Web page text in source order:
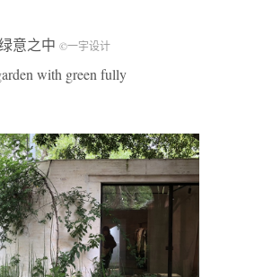
意之中 ©一宇设计
with green fully